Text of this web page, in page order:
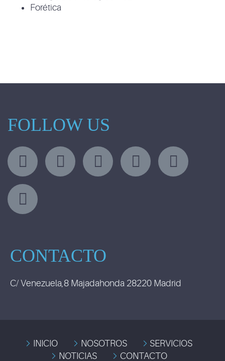
Forética
FOLLOW US
CONTACTO
C/ Venezuela,8 Majadahonda 28220 Madrid
INICIO NOSOTROS
SERVICIOS
NOTICIAS
CONTACTO